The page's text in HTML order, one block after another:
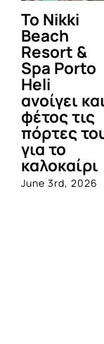
To Nikki
Beach
Resort &
Spa Porto
Heli
ανοίγει
φέτος τις
πόρτες
για το
καλοκαίρι
June 3rd, 2026